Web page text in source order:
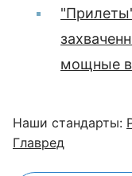
мощные
Наши стандарты:
Главред